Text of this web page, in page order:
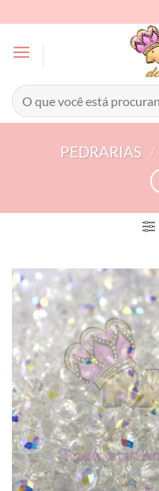
to
content
Pesquisar
por:
PEDRARIAS /